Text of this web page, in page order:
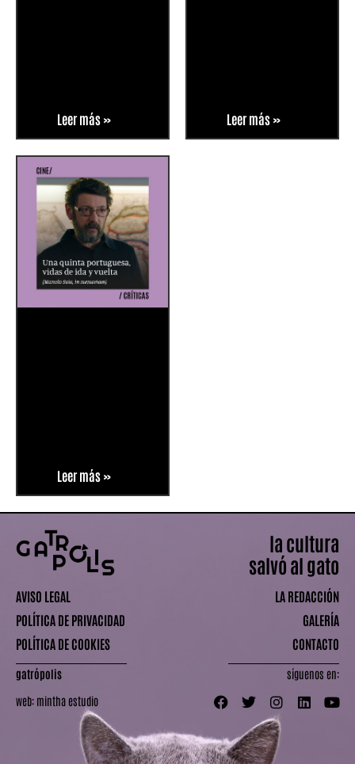
Leer más » Leer más »
Leer más »
AVISO LEGAL
POLÍTICA DE PRIVACIDAD
POLÍTICA DE COOKIES
gatrópolis
web: mintha estudio
la cultura
salvó al gato
LA REDACCIÓN
GALERÍA
CONTACTO
síguenos en: